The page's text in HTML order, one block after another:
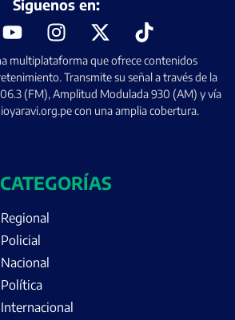
multiplataforma que ofrece contenidos
Transmite su señal a través de la
(FM), Amplitud Modulada 930 (AM) y vía
con una amplia cobertura.
Siguenos en:
CATEGORÍAS
Regional
Policial
Nacional
Política
Internacional